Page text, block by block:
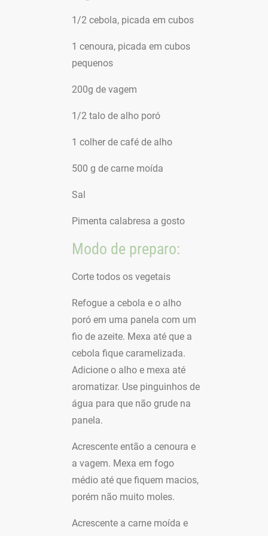
1/2 cebola, picada em cubos
1 cenoura, picada em cubos
pequenos
200g de vagem
1/2 talo de alho poró
1 colher de café de alho
500 g de carne moída
Sal
Pimenta calabresa a gosto
Modo de preparo:
Corte todos os vegetais
Refogue a cebola e o alho
poró em uma panela com um
fio de azeite. Mexa até que a
cebola fique caramelizada.
Adicione o alho e mexa até
aromatizar. Use pinguinhos de
água para que não grude na
panela.
Acrescente então a cenoura e
a vagem. Mexa em fogo
médio até que fiquem macios,
porém não muito moles.
Acrescente a carne moída e